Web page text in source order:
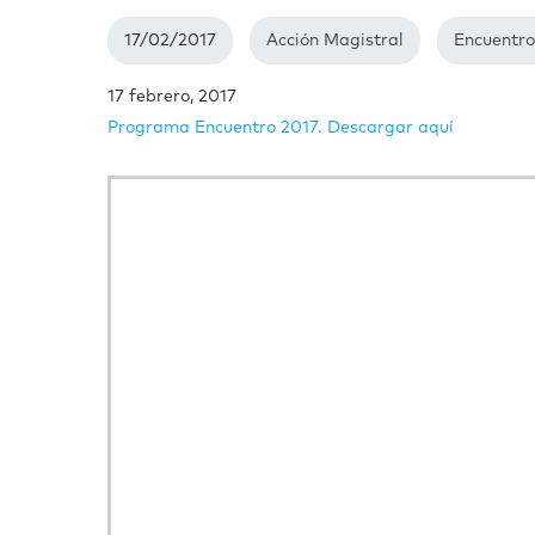
17/02/2017 Acción Magistral
17 febrero, 2017
Programa Encuentro 2017. Descargar aquí